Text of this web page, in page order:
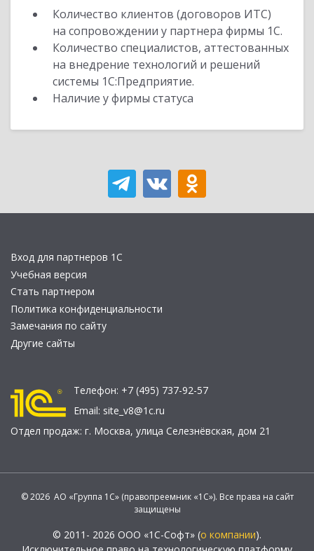
Количество клиентов (договоров ИТС)
на сопровождении у партнера фирмы 1С.
Количество специалистов, аттестованных
на внедрение технологий и решений
системы 1С:Предприятие.
Наличие у фирмы статуса
Вход для партнеров 1С
Учебная версия
Стать партнером
Политика конфиденциальности
Замечания по сайту
Другие сайты
Телефон: +7 (495) 737-92-57
Email: site_v8@1c.ru
Отдел продаж: г. Москва, улица Селезнёвская, дом 21
© 2026 АО «Группа 1С» (правопреемник «1С»). Все права на сайт
защищены
© 2011- 2026 ООО «1С-Софт» (о компании).